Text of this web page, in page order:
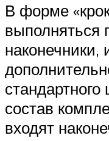
В форме
выполняться
наконечники,
состав
входят